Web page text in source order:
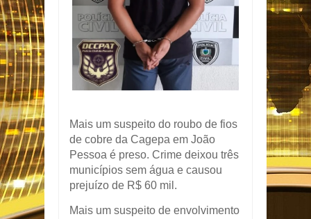
Mais um suspeito do roubo de fios
de cobre da Cagepa em João
Pessoa é preso. Crime deixou três
municípios sem água e causou
prejuízo de R$ 60 mil.
Mais um suspeito de envolvimento